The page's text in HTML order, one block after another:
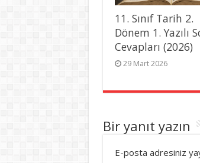
11. Sınıf Tarih 2.
Dönem 1. Yazılı
Cevapları (2026)
29 Mart 2026
Bir yanıt yazın
E-posta adresiniz